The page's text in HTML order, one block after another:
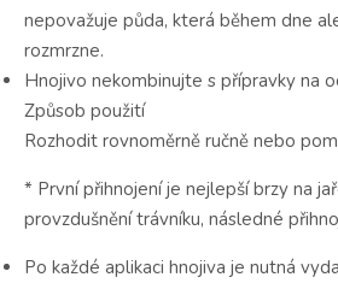
nepovažuje půda, která během dne
rozmrzne.
Hnojivo nekombinujte s přípravky na
Způsob použití
Rozhodit rovnoměrně ručně nebo
* První přihnojení je nejlepší brzy na
provzdušnění trávníku, následné
Po každé aplikaci hnojiva je nutná